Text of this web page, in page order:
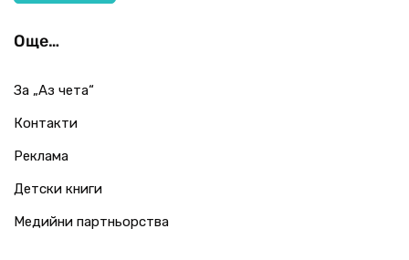
Още…
За „Аз чета“
Контакти
Реклама
Детски книги
Медийни партньорства